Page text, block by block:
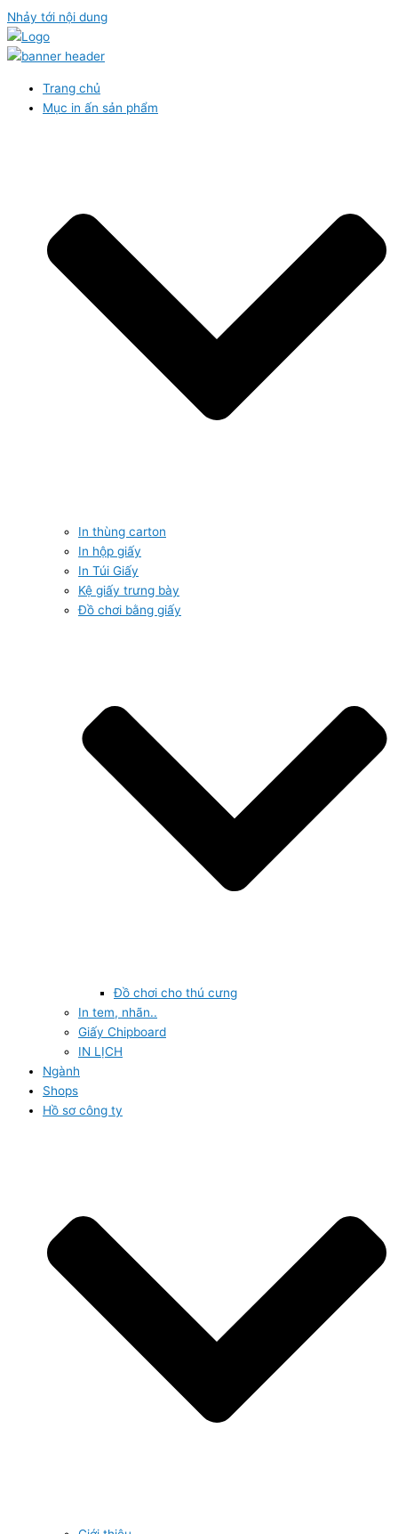
Nhảy tới nội dung
Trang chủ
Mục in ấn sản phẩm
In thùng carton
In hộp giấy
In Túi Giấy
Kệ giấy trưng bày
Đồ chơi bằng giấy
Đồ chơi cho thú cưng
In tem, nhãn..
Giấy Chipboard
IN LỊCH
Ngành
Shops
Hồ sơ công ty